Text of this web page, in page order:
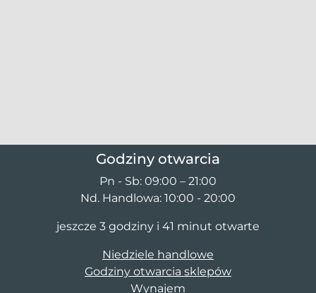
Godziny otwarcia
Pn - Sb: 09:00 – 21:00
Nd. Handlowa: 10:00 - 20:00
jeszcze 3 godziny i 41 minut otwarte
Niedziele handlowe
Godziny otwarcia sklepów
Wynajem